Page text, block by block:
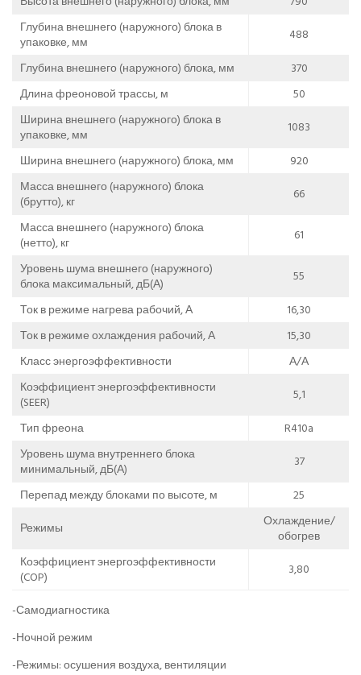
Глубина внешнего (наружного) блока в
упаковке, мм
488
Глубина внешнего (наружного) блока, мм
370
Длина фреоновой трассы, м
50
Ширина внешнего (наружного) блока в
упаковке, мм
1083
Ширина внешнего (наружного) блока, мм
920
Масса внешнего (наружного) блока
(брутто), кг
66
Масса внешнего (наружного) блока
(нетто), кг
61
Уровень шума внешнего (наружного)
блока максимальный, дБ(А)
55
Ток в режиме нагрева рабочий, А
16,30
Ток в режиме охлаждения рабочий, А
15,30
Класс энергоэффективности
А/А
Коэффициент энергоэффективности
(SEER)
5,1
Тип фреона
R410a
Уровень шума внутреннего блока
минимальный, дБ(А)
37
Перепад между блоками по высоте, м
25
Режимы
Охлаждение/
обогрев
Коэффициент энергоэффективности
(COP)
3,80
-Самодиагностика
-Ночной режим
-Режимы: осушения воздуха, вентиляции